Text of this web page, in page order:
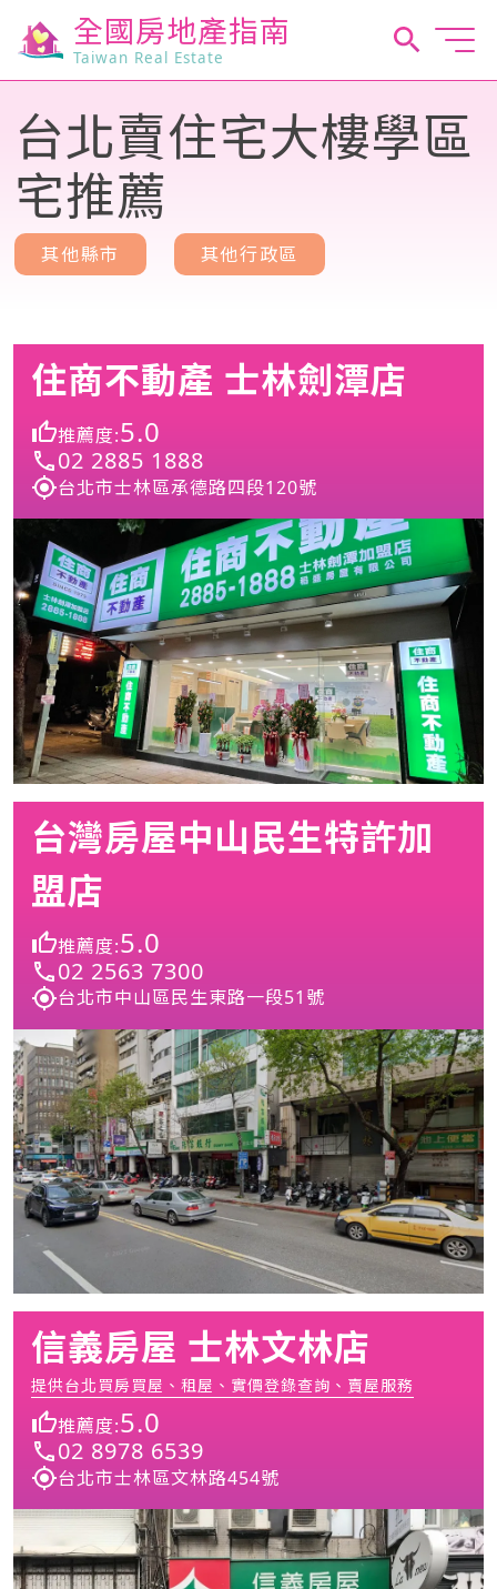
全國房地產指南
Taiwan Real Estate
台北賣住宅大樓學區
宅推薦
其他縣市 其他行政區
住商不動產 士林劍潭店
推薦度:5.0
02 2885 1888
台北市士林區承德路四段120號
台灣房屋中山民生特許加
盟店
推薦度:5.0
02 2563 7300
台北市中山區民生東路一段51號
信義房屋 士林文林店
提供台北買房買屋、租屋、實價登錄查詢、賣屋服務
推薦度:5.0
02 8978 6539
台北市士林區文林路454號